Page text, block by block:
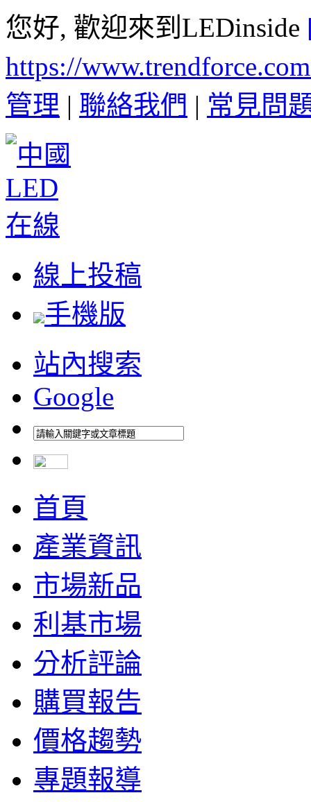
您好, 歡迎來到LEDinside
https://
管理 | 聯絡我們 | 常見問
線上投稿
手機版
站內搜索
Google
首頁
產業資訊
市場新品
利基市場
分析評論
購買報告
價格趨勢
專題報導